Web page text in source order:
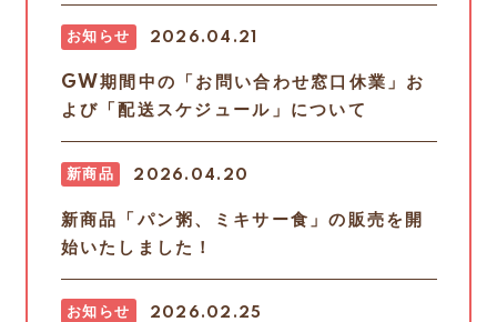
2026.04.21
お知らせ
GW期間中の「お問い合わせ窓口休業」お
よび「配送スケジュール」について
2026.04.20
新商品
新商品「パン粥、ミキサー食」の販売を開
始いたしました！
2026.02.25
お知らせ